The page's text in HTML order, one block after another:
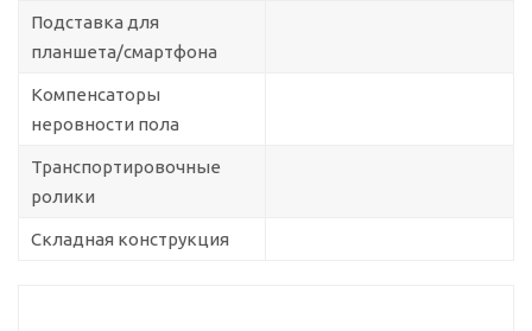
Подставка для
планшета/смартфона
Компенсаторы
неровности пола
Транспортировочные
ролики
Складная конструкция